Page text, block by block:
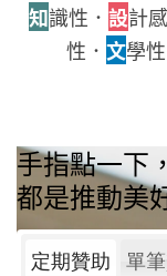
知識性． 設計
性． 文學
手指點一下
都是推動美
定期贊助 單